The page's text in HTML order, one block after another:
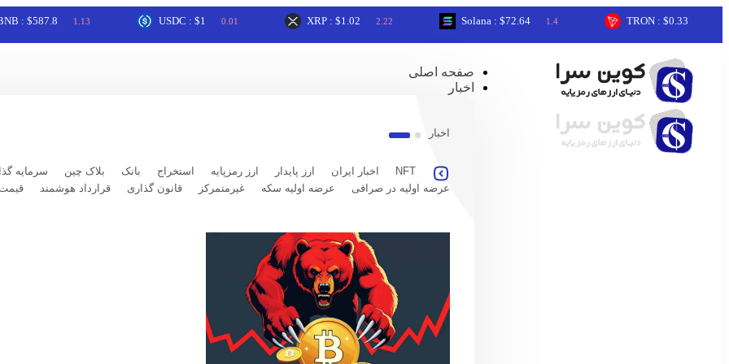
1.13 USDC : $1 0.01 XRP : $1.02 2.22 Solana : $72.64 1.4 TRON : $0.33 0.3
صفحه اصلی
اخبار
اخبار
NFT اخبار ایران ارز پایدار ارز رمزپایه استخراج بانک بلاک چین سرمایه
عرضه اولیه در صرافی
عرضه اولیه سکه غیرمتمرکز قانون گذاری قرارداد هوشمند